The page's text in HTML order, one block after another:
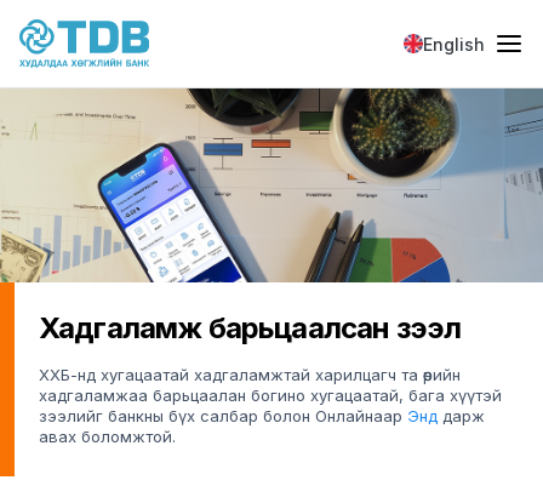
Skip to main content
English
Хадгаламж барьцаалсан зээл
ХХБ-нд хугацаатай хадгаламжтай харилцагч та өөрийн
хадгаламжаа барьцаалан богино хугацаатай, бага хүүтэй
зээлийг банкны бүх салбар болон Онлайнаар Энд дарж
авах боломжтой.